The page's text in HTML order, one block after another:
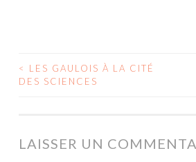
NAVIGATION
ARTICLES
<
LES GAULOIS À LA CITÉ
DES SCIENCES
LAISSER UN